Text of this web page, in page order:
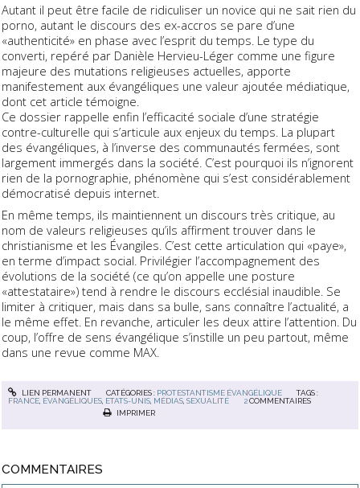
Autant il peut être facile de ridiculiser un novice qui ne sait rien du
porno, autant le discours des ex-accros se pare d’une
«authenticité» en phase avec l’esprit du temps. Le type du
converti, repéré par Danièle Hervieu-Léger comme une figure
majeure des mutations religieuses actuelles, apporte
manifestement aux évangéliques une valeur ajoutée médiatique,
dont cet article témoigne.
Ce dossier rappelle enfin l’efficacité sociale d’une stratégie
contre-culturelle qui s’articule aux enjeux du temps. La plupart
des évangéliques, à l’inverse des communautés fermées, sont
largement immergés dans la société. C’est pourquoi ils n’ignorent
rien de la pornographie, phénomène qui s’est considérablement
démocratisé depuis internet.
En même temps, ils maintiennent un discours très critique, au
nom de valeurs religieuses qu’ils affirment trouver dans le
christianisme et les Évangiles. C’est cette articulation qui «paye»,
en terme d’impact social. Privilégier l’accompagnement des
évolutions de la société (ce qu’on appelle une posture
«attestataire») tend à rendre le discours ecclésial inaudible. Se
limiter à critiquer, mais dans sa bulle, sans connaître l’actualité, a
le même effet. En revanche, articuler les deux attire l’attention. Du
coup, l’offre de sens évangélique s’instille un peu partout, même
dans une revue comme MAX.
LIEN PERMANENT CATÉGORIES : PROTESTANTISME ÉVANGÉLIQUE
TAGS :
FRANCE, ÉVANGÉLIQUES, ETATS-UNIS, MÉDIAS,SEXUALITÉ 2 COMMENTAIRES
IMPRIMER
COMMENTAIRES